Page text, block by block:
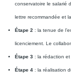
conservatoire le salarié
lettre recommandée et
Étape 2 : la tenue de
licenciement. Le
Étape 3 : la rédaction et
Étape 4 : la réalisation